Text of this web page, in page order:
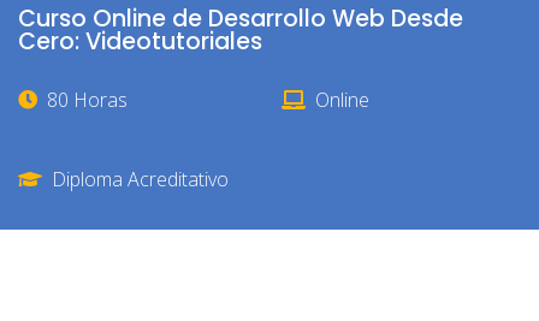
Curso Online de Desarrollo Web Desde
Cero: Videotutoriales
80 Horas Online
Diploma Acreditativo